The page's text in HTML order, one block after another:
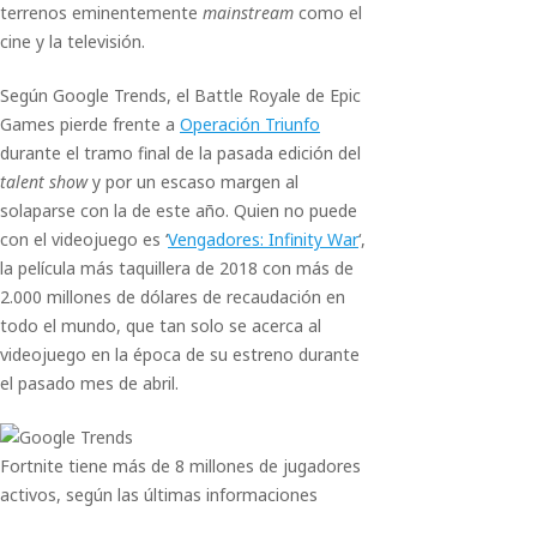
terrenos eminentemente mainstream como el
cine y la televisión.
Según Google Trends, el Battle Royale de Epic
Games pierde frente a Operación Triunfo
durante el tramo final de la pasada edición del
talent showy por un escaso margen al
solaparse con la de este año. Quien no puede
con el videojuego es ‘Vengadores: Infinity War‘,
la película más taquillera de 2018 con más de
2.000 millones de dólares de recaudación en
todo el mundo, que tan solo se acerca al
videojuego en la época de su estreno durante
el pasado mes de abril.
Fortnite tiene más de 8 millones de jugadores
activos, según las últimas informaciones